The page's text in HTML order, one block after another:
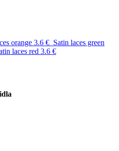
orange 3.6 € Satin laces green
laces red 3.6 €